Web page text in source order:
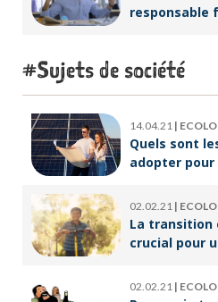
responsable
Sujets de société
14.04.21 |
Quels sont
adopter pour
02.02.21 |
La transition
crucial pour
02.02.21 |